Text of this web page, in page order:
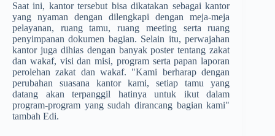
Saat ini, kantor tersebut bisa dikatakan sebagai kantor
yang nyaman dengan dilengkapi dengan meja-meja
pelayanan, ruang tamu, ruang meeting serta ruang
penyimpanan dokumen bagian. Selain itu, perwajahan
kantor juga dihias dengan banyak poster tentang zakat
dan wakaf, visi dan misi, program serta papan laporan
perolehan zakat dan wakaf. "Kami berharap dengan
perubahan suasana kantor kami, setiap tamu yang
datang akan terpanggil hatinya untuk ikut dalam
program-program yang sudah dirancang bagian kami"
tambah Edi.